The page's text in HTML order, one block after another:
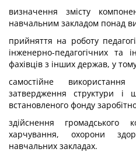
визначення змісту
навчальним закладом понад
прийняття на роботу
інженерно-педагогічних та
фахівців з інших держав, у
самостійне
затвердження структури і
встановленого фонду
здійснення громадського
харчування, охорони
навчальних закладах.